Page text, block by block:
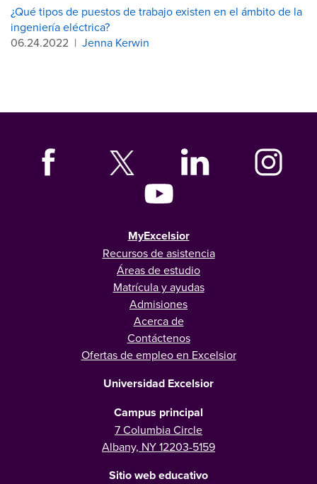
¿Qué tipos de puestos de trabajo existen en el ámbito de la
ingeniería eléctrica?
06.24.2022 | Jenna Kerwin
MyExcelsior
Recursos de asistencia
Áreas de estudio
Matrícula y ayudas
Admisiones
Acerca de
Contáctenos
Ofertas de empleo en Excelsior
Universidad Excelsior
Campus principal
7 Columbia Circle
Albany, NY 12203-5159
Sitio web educativo